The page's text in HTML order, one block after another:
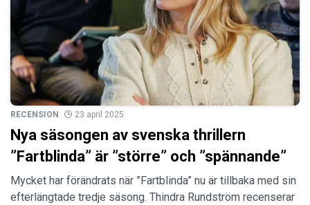
RECENSION 23 april 2025
Nya säsongen av svenska thrillern
”Fartblinda” är ”större” och ”spännande”
Mycket har förändrats när ”Fartblinda” nu är tillbaka med sin
efterlängtade tredje säsong. Thindra Rundström recenserar